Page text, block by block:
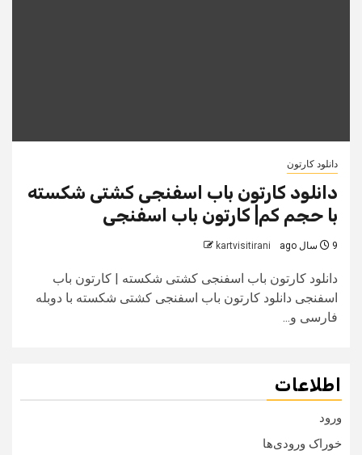
دانلود کارتون
دانلود کارتون باب اسفنجی کشتی شکسته
با حجم کم| کارتون باب اسفنجی
9 سال ago kartvisitirani
دانلود کارتون باب اسفنجی کشتی شکسته | کارتون باب
اسفنجی دانلود کارتون باب اسفنجی کشتی شکسته با دوبله
فارسی و...
اطلاعات
ورود
خوراک ورودی‌ها